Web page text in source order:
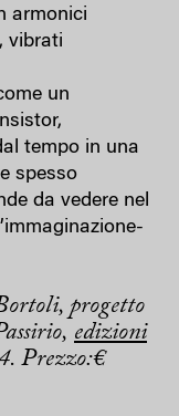
armonici
vibrati
un
tempo in una
spesso
da vedere nel
progetto
edizioni
Prezzo:€